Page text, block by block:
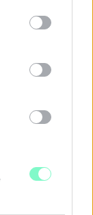
may click to
tags to
below Google